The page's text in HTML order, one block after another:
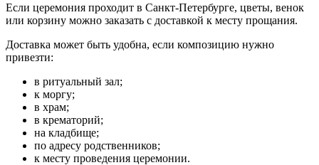
Если церемония проходит в Санкт-Петербурге, цветы, венок
или корзину можно заказать с доставкой к месту прощания.
Доставка может быть удобна, если композицию нужно
привезти:
в ритуальный зал;
к моргу;
в храм;
в крематорий;
на кладбище;
по адресу родственников;
к месту проведения церемонии.